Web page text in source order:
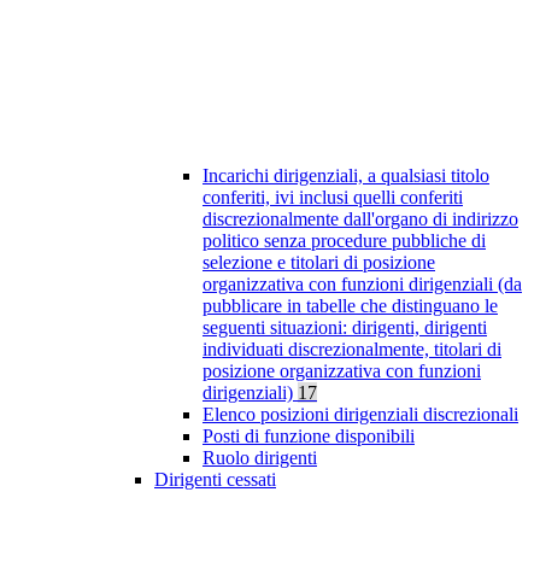
Incarichi dirigenziali, a qualsiasi titolo
conferiti, ivi inclusi quelli conferiti
discrezionalmente dall'organo di indirizzo
politico senza procedure pubbliche di
selezione e titolari di posizione
organizzativa con funzioni dirigenziali (da
pubblicare in tabelle che distinguano le
seguenti situazioni: dirigenti, dirigenti
individuati discrezionalmente, titolari di
posizione organizzativa con funzioni
dirigenziali) 17
Elenco posizioni dirigenziali discrezionali
Posti di funzione disponibili
Ruolo dirigenti
Dirigenti cessati